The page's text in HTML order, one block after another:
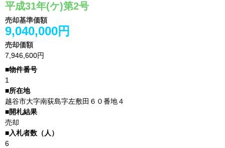
平成31年(ケ)第2号
売却基準価額
9,040,000円
売却価額
7,946,600円
1
越谷市大字南荻島字左敷田６０番地４
売却
6